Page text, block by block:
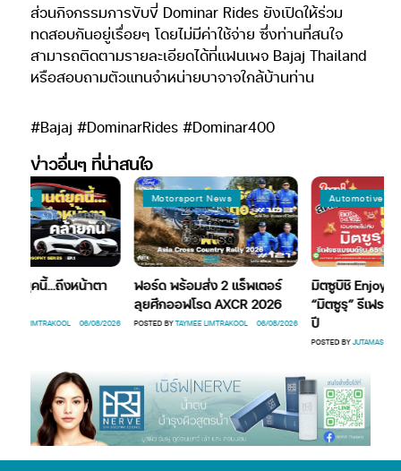
ส่วนกิจกรรมการขับขี่ Dominar Rides ยังเปิดให้ร่วม
ทดสอบกันอยู่เรื่อยๆ โดยไม่มีค่าใช้จ่าย ซึ่งท่านที่สนใจ
สามารถติดตามรายละเอียดได้ที่แฟนเพจ Bajaj Thailand
หรือสอบถามตัวแทนจำหน่ายบาจาจใกล้บ้านท่าน
#Bajaj #DominarRides #Dominar400
ข่าวอื่นๆ ที่น่าสนใจ
ต์ยุคนี้…ถึงหน้าตา
LIMTRAKOOL 06/08/2026
Motorsport News
ฟอร์ด พร้อมส่ง 2 แร็พเตอร์
ลุยศึกออฟโรด AXCR 2026
POSTED BYTAYMEE LIMTRAKOOL 06/08/2026
Automotive News
มิตซูบิชิ Enjoy
“มิตซูรุ” รีเฟรชแ
POSTED BYJUTAMAS 06/